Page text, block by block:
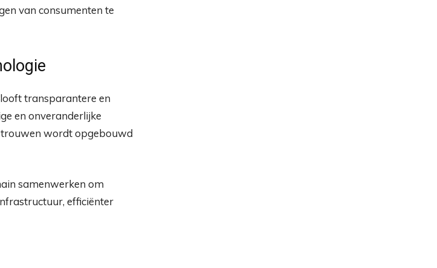
van consumenten te
transparantere en
en onveranderlijke
wordt opgebouwd
samenwerken om
efficiënter